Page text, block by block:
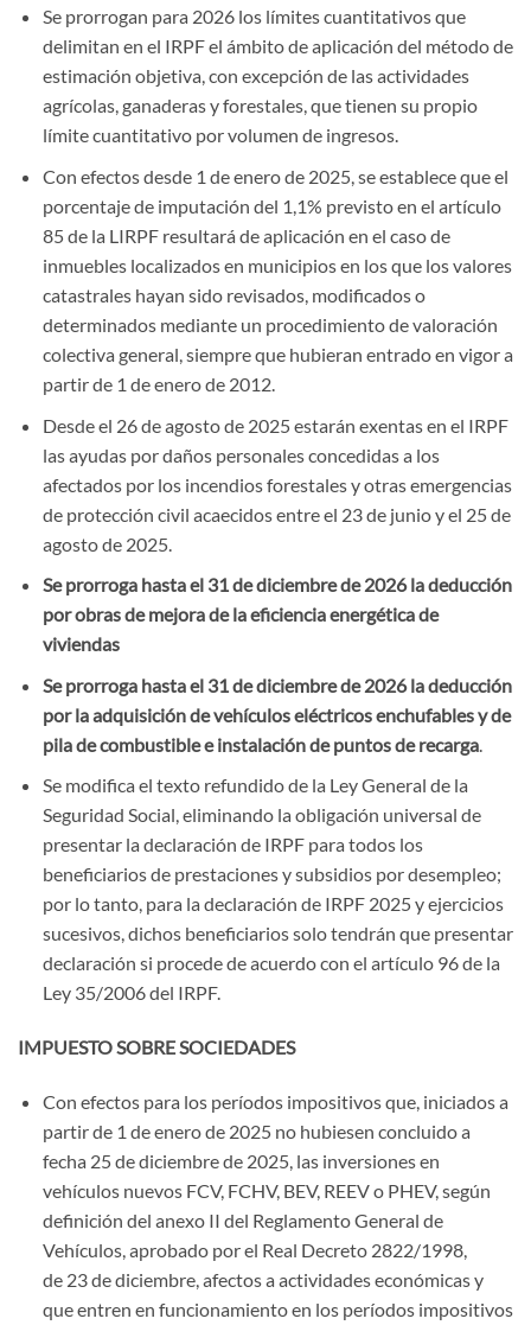
Se prorrogan para 2026 los límites cuantitativos que
delimitan en el IRPF el ámbito de aplicación del método de
estimación objetiva, con excepción de las actividades
agrícolas, ganaderas y forestales, que tienen su propio
límite cuantitativo por volumen de ingresos.
Con efectos desde 1 de enero de 2025, se establece que el
porcentaje de imputación del 1,1% previsto en el artículo
85 de la LIRPF resultará de aplicación en el caso de
inmuebles localizados en municipios en los que los valores
catastrales hayan sido revisados, modificados o
determinados mediante un procedimiento de valoración
colectiva general, siempre que hubieran entrado en vigor a
partir de 1 de enero de 2012.
Desde el 26 de agosto de 2025 estarán exentas en el IRPF
las ayudas por daños personales concedidas a los
afectados por los incendios forestales y otras emergencias
de protección civil acaecidos entre el 23 de junio y el 25 de
agosto de 2025.
Se prorroga hasta el 31 de diciembre de 2026 la deducción
por obras de mejora de la eficiencia energética de
viviendas
Se prorroga hasta el 31 de diciembre de 2026 la deducción
por la adquisición de vehículos eléctricos enchufables y de
pila de combustible e instalación de puntos de recarga.
Se modifica el texto refundido de la Ley General de la
Seguridad Social, eliminando la obligación universal de
presentar la declaración de IRPF para todos los
beneficiarios de prestaciones y subsidios por desempleo;
por lo tanto, para la declaración de IRPF 2025 y ejercicios
sucesivos, dichos beneficiarios solo tendrán que presentar
declaración si procede de acuerdo con el artículo 96 de la
Ley 35/2006 del IRPF.
IMPUESTO SOBRE SOCIEDADES
Con efectos para los períodos impositivos que, iniciados a
partir de 1 de enero de 2025 no hubiesen concluido a
fecha 25 de diciembre de 2025, las inversiones en
vehículos nuevos FCV, FCHV, BEV, REEV o PHEV, según
definición del anexo II del Reglamento General de
Vehículos, aprobado por el Real Decreto 2822/1998,
de 23 de diciembre, afectos a actividades económicas y
que entren en funcionamiento en los períodos impositivos